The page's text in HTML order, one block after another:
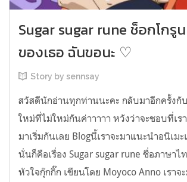
Sugar sugar rune ช็อกโกรู
ของเธอ ฉันขอนะ ♡
Story by sennsay
สวัสดีนักอ่านทุกท่านนะคะ กลับมาอีกครั้งกับ
ใหม่ที่ไม่ใหม่กันค่าาาาา หวังว่าจะชอบที่เร
มาเริ่มกันเลย Blogนี้เราจะมาแนะนำอนิเมะ
นั่นก็คือเรื่อง Sugar sugar rune ชื่อภาษา
หัวใจกุ๊กกิ๊ก เขียนโดย Moyoco Anno เราจ